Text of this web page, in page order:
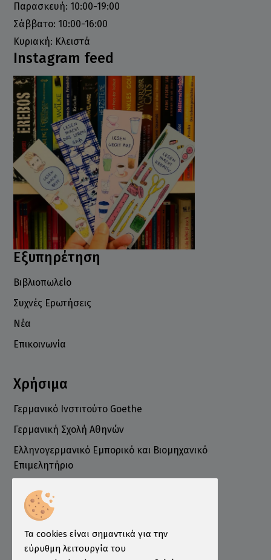
Παρασκευή: 10:00-19:00
Σάββατο: 10:00-16:00
Κυριακή: Κλειστά
Instagram feed
Εξυπηρέτηση
Βιβλιοπωλείο
Συχνές Ερωτήσεις
Νέα
Επικοινωνία
Χρήσιμα
Γερμανικό Ινστιτούτο Goethe
Γερμανική Σχολή Αθηνών
Ελληνογερμανικό Εμπορικό και Βιομηχανικό
Επιμελητήριο
Πληροφορίες
Τρόποι Πληρωμής
Τα cookies είναι σημαντικά για την
εύρυθμη λειτουργία του